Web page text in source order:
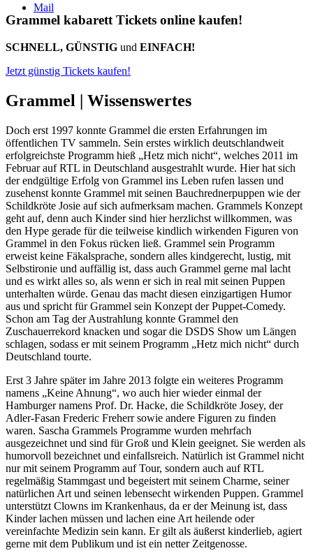
Mail
Grammel kabarett Tickets online kaufen!
SCHNELL, GÜNSTIG und EINFACH!
Jetzt günstig Tickets kaufen!
Grammel | Wissenswertes
Doch erst 1997 konnte Grammel die ersten Erfahrungen im
öffentlichen TV sammeln. Sein erstes wirklich deutschlandweit
erfolgreichste Programm hieß „Hetz mich nicht“, welches 2011 im
Februar auf RTL in Deutschland ausgestrahlt wurde. Hier hat sich
der endgültige Erfolg von Grammel ins Leben rufen lassen und
zusehenst konnte Grammel mit seinen Bauchrednerpuppen wie der
Schildkröte Josie auf sich aufmerksam machen. Grammels Konzept
geht auf, denn auch Kinder sind hier herzlichst willkommen, was
den Hype gerade für die teilweise kindlich wirkenden Figuren von
Grammel in den Fokus rücken ließ. Grammel sein Programm
erweist keine Fäkalsprache, sondern alles kindgerecht, lustig, mit
Selbstironie und auffällig ist, dass auch Grammel gerne mal lacht
und es wirkt alles so, als wenn er sich in real mit seinen Puppen
unterhalten würde. Genau das macht diesen einzigartigen Humor
aus und spricht für Grammel sein Konzept der Puppet-Comedy.
Schon am Tag der Austrahlung konnte Grammel den
Zuschauerrekord knacken und sogar die DSDS Show um Längen
schlagen, sodass er mit seinem Programm „Hetz mich nicht“ durch
Deutschland tourte.
Erst 3 Jahre später im Jahre 2013 folgte ein weiteres Programm
namens „Keine Ahnung“, wo auch hier wieder einmal der
Hamburger namens Prof. Dr. Hacke, die Schildkröte Josey, der
Adler-Fasan Frederic Freherr sowie andere Figuren zu finden
waren. Sascha Grammels Programme wurden mehrfach
ausgezeichnet und sind für Groß und Klein geeignet. Sie werden als
humorvoll bezeichnet und einfallsreich. Natürlich ist Grammel nicht
nur mit seinem Programm auf Tour, sondern auch auf RTL
regelmäßig Stammgast und begeistert mit seinem Charme, seiner
natürlichen Art und seinen lebensecht wirkenden Puppen. Grammel
unterstützt Clowns im Krankenhaus, da er der Meinung ist, dass
Kinder lachen müssen und lachen eine Art heilende oder
vereinfachte Medizin sein kann. Er gilt als äußerst kinderlieb, agiert
gerne mit dem Publikum und ist ein netter Zeitgenosse.